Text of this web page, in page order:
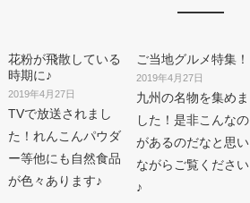
花粉が飛散している
時期に♪
2019年4月27日
TVで放送されまし
た！れんこんパウダ
ー等他にも自然食品
が色々あります♪
ご当地グルメ特集！
2019年4月27日
九州の名物を集めま
した！是非こんなの
があるのだなと思い
ながらご覧ください
♪